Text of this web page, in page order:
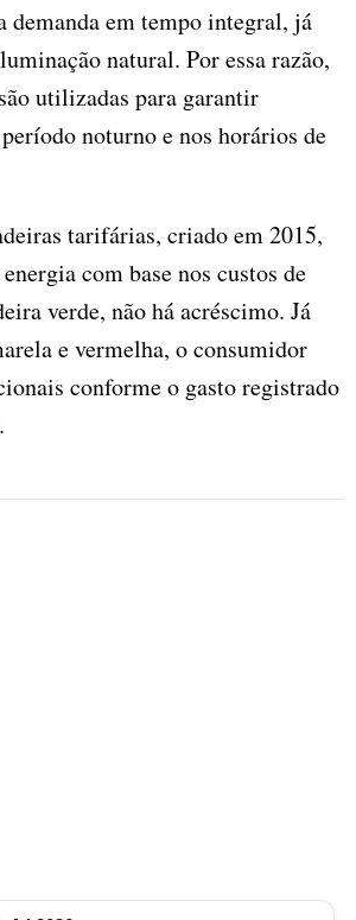
demanda em tempo integral, já
natural. Por essa razão,
utilizadas para garantir
noturno e nos horários de
tarifárias, criado em 2015,
com base nos custos de
verde, não há acréscimo. Já
e vermelha, o consumidor
conforme o gasto registrado